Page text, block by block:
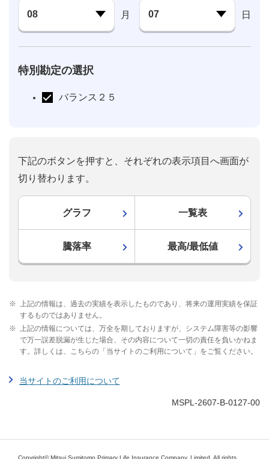
月 日
特別勘定の選択
バランス２５
下記のボタンを押すと、それぞれの表示項目へ画面が
切り替わります。
グラフ 一覧表
騰落率 最高/最低値
※ 上記の情報は、過去の実績を表示したものであり、将来の運用実績を保証
するものではありません。
※ 上記の情報については、万全を期しておりますが、システム障害等の影響
で万一誤差脱漏が生じた場合、その内容について一切の責任を負いかねま
す。詳しくは、こちらの「当サイトのご利用について」をご覧ください。
当サイトのご利用について
MSPL-2607-B-0127-00
Copyright© Mitsui Sumitomo Primary Life Insurance Company, Limited. All rights